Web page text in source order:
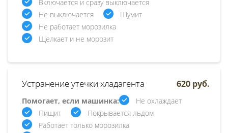
Включается и сразу выключается
Не выключается
Шумит
Не работает морозилка
Щелкает и не морозит
Устранение утечки хладагента
Помогает, если машинка:
Не охлаждает
Пищит
Покрывается льдом
Работает только морозилка
620 руб.